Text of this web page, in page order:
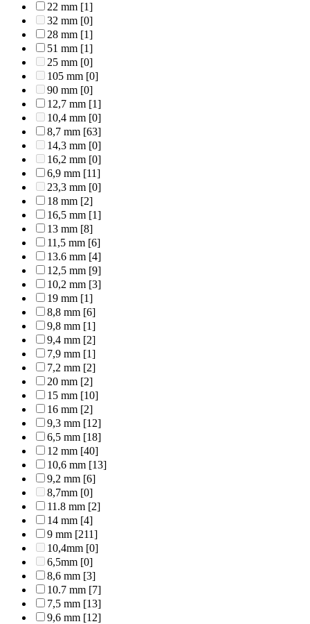
22 mm [1]
32 mm [0]
28 mm [1]
51 mm [1]
25 mm [0]
105 mm [0]
90 mm [0]
12,7 mm [1]
10,4 mm [0]
8,7 mm [63]
14,3 mm [0]
16,2 mm [0]
6,9 mm [11]
23,3 mm [0]
18 mm [2]
16,5 mm [1]
13 mm [8]
11,5 mm [6]
13.6 mm [4]
12,5 mm [9]
10,2 mm [3]
19 mm [1]
8,8 mm [6]
9,8 mm [1]
9,4 mm [2]
7,9 mm [1]
7,2 mm [2]
20 mm [2]
15 mm [10]
16 mm [2]
9,3 mm [12]
6,5 mm [18]
12 mm [40]
10,6 mm [13]
9,2 mm [6]
8,7mm [0]
11.8 mm [2]
14 mm [4]
9 mm [211]
10,4mm [0]
6,5mm [0]
8,6 mm [3]
10.7 mm [7]
7,5 mm [13]
9,6 mm [12]